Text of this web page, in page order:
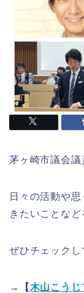
茅ヶ崎市議会議
日々の活動や
きたいことなど
ぜひチェックし
→【木山こうじ